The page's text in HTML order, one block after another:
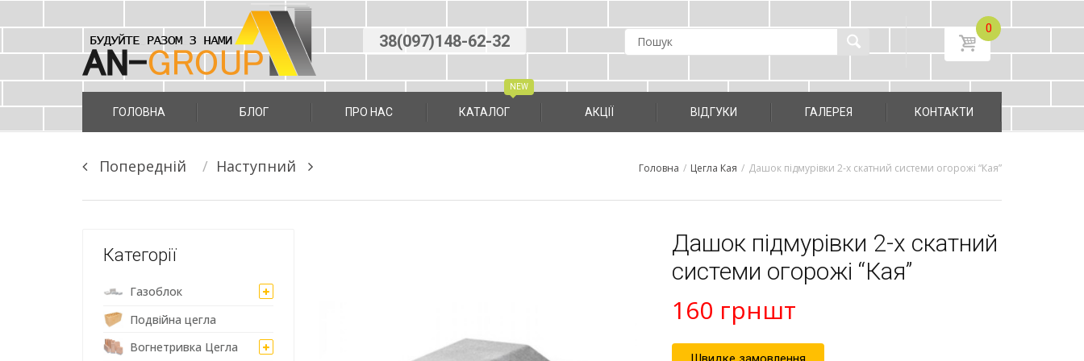
38(097)148-62-32
0
to
ГОЛОВНА БЛОГ ПРО НАС КАТАЛОГ АКЦІЇ ВIДГУКИ ГАЛЕРЕЯ КОНТАКТИ
Post
Попереднiй Наступний Головна / Цегла Кая / Дашок підмурівки 2-х скатний cистеми огорожі “Кая”
Дашок підмурівки 2-х скатний
cистеми огорожі “Кая”
160 грншт
Категорії
Газоблок
Подвійна цегла
Вогнетривка Цегла